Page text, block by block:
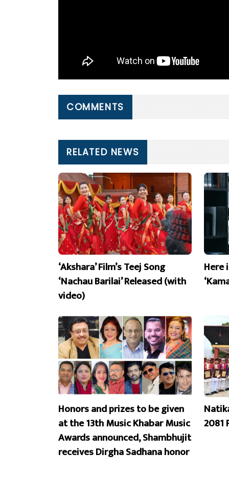
COMMENTS
RELATED NEWS
‘Akshara’ Film’s Teej Song
‘Nachau Barilai’ Released (with
video)
Here
Honors and prizes to be given
at the 13th Music Khabar Music
Awards announced, Shambhujit
receives Dirgha Sadhana honor
2081